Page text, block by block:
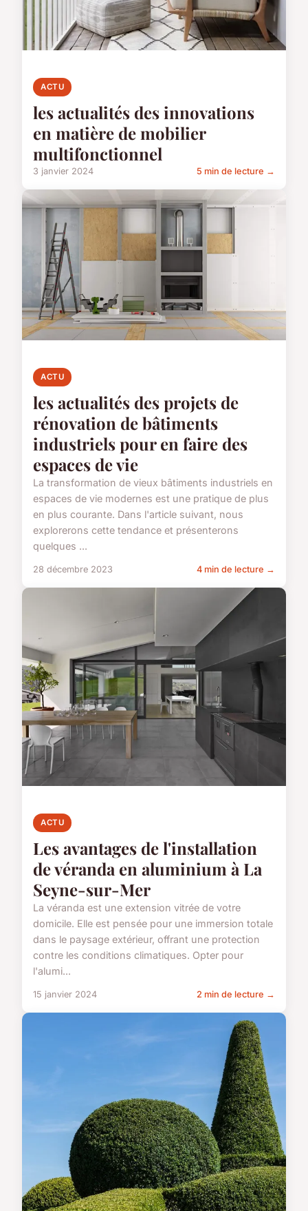
ACTU
les actualités des innovations
en matière de mobilier
multifonctionnel
3 janvier 2024 5 min de lecture →
ACTU
les actualités des projets de
rénovation de bâtiments
industriels pour en faire des
espaces de vie
La transformation de vieux bâtiments industriels en
espaces de vie modernes est une pratique de plus
en plus courante. Dans l'article suivant, nous
explorerons cette tendance et présenterons
quelques ...
28 décembre 2023 4 min de lecture →
ACTU
Les avantages de l'installation
de véranda en aluminium à La
Seyne-sur-Mer
La véranda est une extension vitrée de votre
domicile. Elle est pensée pour une immersion totale
dans le paysage extérieur, offrant une protection
contre les conditions climatiques. Opter pour
l'alumi...
15 janvier 2024 2 min de lecture →